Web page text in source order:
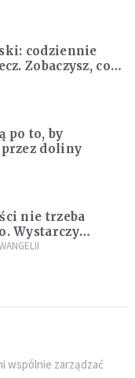
codziennie
Zobaczysz, co
życiem
po to, by
doliny
nie trzeba
Wystarczy
wspólnie zarządzać